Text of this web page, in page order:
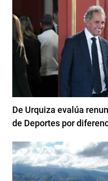
De Urquiza evalúa
de Deportes por